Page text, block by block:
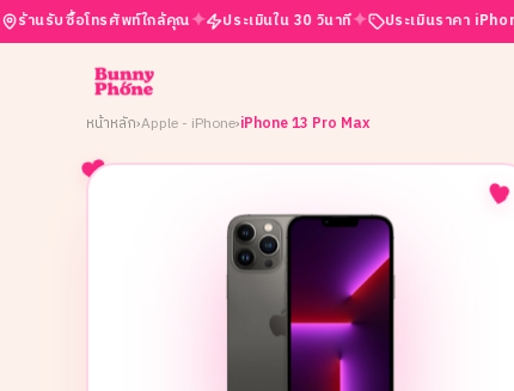
อโทรศัพท์ใกล้คุณ✦ ประเมินใน 30 วินาที✦ ประเมินราคา iPhone ฟรี✦
หน้าหลัก›Apple - iPhone›iPhone 13 Pro Max